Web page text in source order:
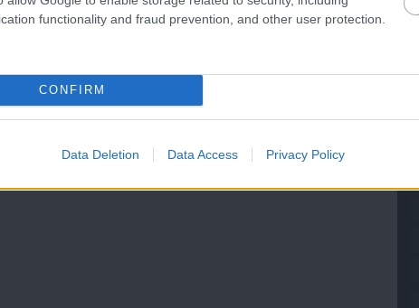
functionality and fraud prevention, and other user protection.
CONFIRM
Data Deletion Data Access Privacy Policy